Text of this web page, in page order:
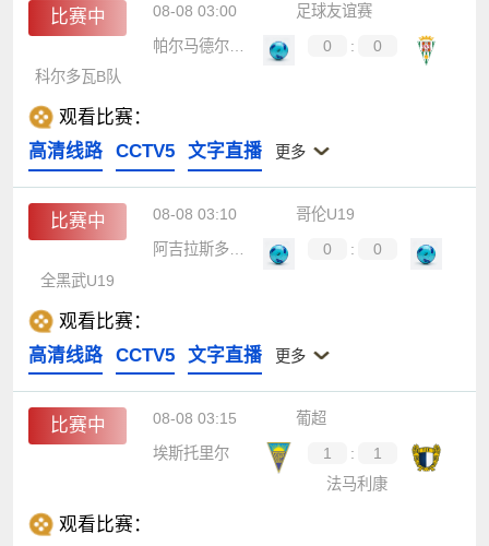
比赛中 08-08 03:00
足球友谊赛
帕尔马德尔里奥
0 :
0
科尔多瓦B队
观看比赛：
高清线路
CCTV5 文字直播 更多
比赛中 08-08 03:10
哥伦U19
阿吉拉斯多拉达斯U19
0 :
0
全黑武U19
观看比赛：
高清线路
CCTV5 文字直播 更多
比赛中 08-08 03:15
葡超
埃斯托里尔
1 :
1
法马利康
观看比赛：